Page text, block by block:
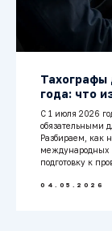
Тахографы
года: что
С 1 июля 2026
обязательными
Разбираем, как
международных
подготовку к
04.05.2026